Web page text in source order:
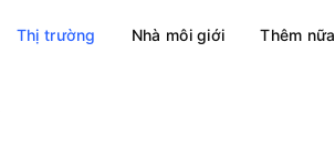
Thị trường Nhà môi giới Thêm nữa